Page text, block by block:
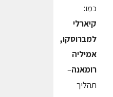
כמו:
קיארלי
למברוסקו,
אמיליה
רומאנה–
תהליך